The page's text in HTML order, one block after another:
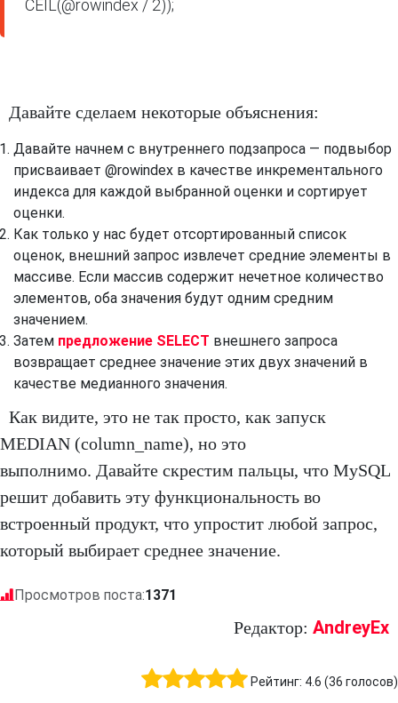
Давайте сделаем некоторые объяснения:
Давайте начнем с внутреннего подзапроса — подвыбор
присваивает @rowindex в качестве инкрементального
индекса для каждой выбранной оценки и сортирует
оценки.
Как только у нас будет отсортированный список
оценок, внешний запрос извлечет средние элементы в
массиве. Если массив содержит нечетное количество
элементов, оба значения будут одним средним
значением.
Затем предложение SELECT внешнего запроса
возвращает среднее значение этих двух значений в
качестве медианного значения.
Как видите, это не так просто, как запуск
MEDIAN (column_name), но это
выполнимо. Давайте скрестим пальцы, что MySQL
решит добавить эту функциональность во
встроенный продукт, что упростит любой запрос,
который выбирает среднее значение.
Просмотров поста:1371
Редактор: AndreyEx
Рейтинг: 4.6 (36 голосов)